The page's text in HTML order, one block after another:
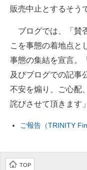
販売中止とするそう
ブログでは、「賛
こを事態の着地点と
事態の集結を宣言。
及びブログでの記事
不安を煽り、ご心配
詫びさせて頂きます
ご報告（TRINITY
TOP